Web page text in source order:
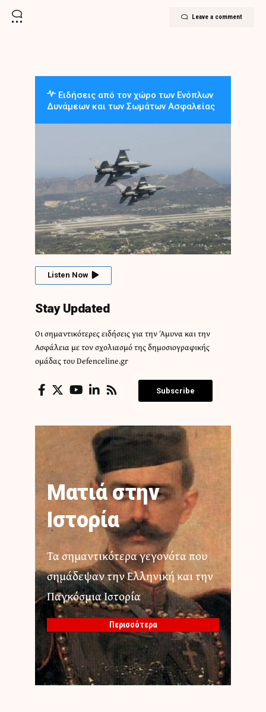
Leave a comment
Ειδήσεις από τον χώρο των Ενόπλων
Δυνάμεων και των Σωμάτων Ασφαλείας
Listen Now
Stay Updated
Οι σημαντικότερες ειδήσεις για την Άμυνα και την
Ασφάλεια με τον σχολιασμό της δημοσιογραφικής
ομάδας του Defenceline.gr
Subscribe
Ματιά στην
Ιστορία
Τα σημαντικότερα γεγονότα που
σημάδεψαν την Ελληνική και την
Παγκόσμια Ιστορία
Περισσότερα